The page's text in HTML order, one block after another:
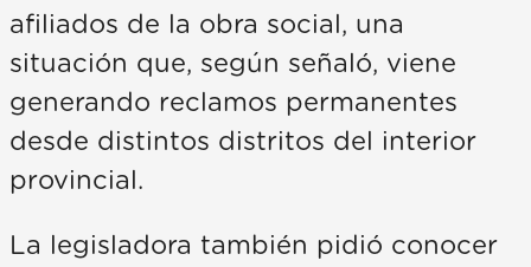
afiliados de la obra social, una
situación que, según señaló, viene
generando reclamos permanentes
desde distintos distritos del interior
provincial.
La legisladora también pidió conocer